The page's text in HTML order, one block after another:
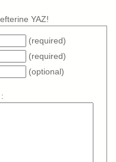
YAZ!
(required)
(required)
(optional)